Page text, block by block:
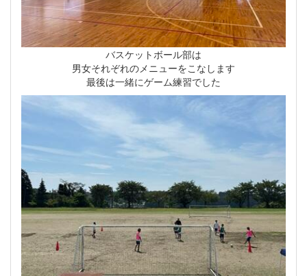
バスケットボール部は
男女それぞれのメニューをこなします
最後は一緒にゲーム練習でした